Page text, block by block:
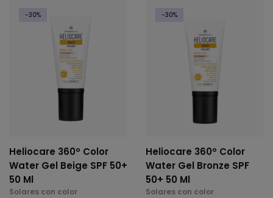
-30%
Heliocare 360º Color
Water Gel Beige SPF 50+
50 Ml
Solares con color
-30%
Heliocare 360º Color
Water Gel Bronze SPF
50+ 50 Ml
Solares con color